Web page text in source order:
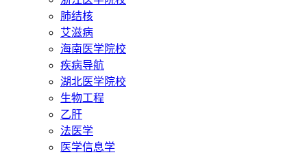
肺结核
艾滋病
海南医学院校
疾病导航
湖北医学院校
生物工程
乙肝
法医学
医学信息学